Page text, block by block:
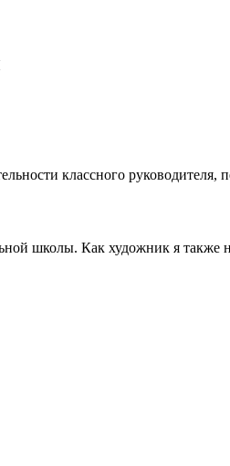
классного руководителя,
школы. Как художник я также